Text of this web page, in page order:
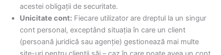
acestei obligații de securitate.
Unicitate cont: Fiecare utilizator are dreptul la un singur
cont personal, exceptând situația în care un client
(persoană juridică sau agenție) gestionează mai multe